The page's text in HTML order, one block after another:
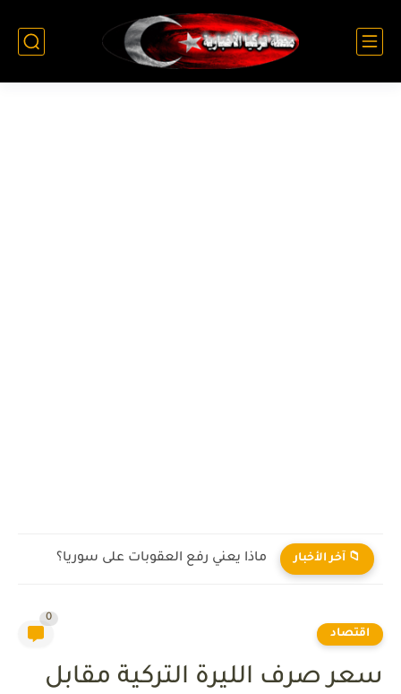
📁 آخر الأخبار ماذا يعني رفع العقوبات على سوريا؟
اقتصاد
0
سعر صرف الليرة التركية مقابل